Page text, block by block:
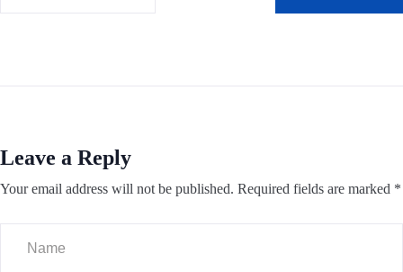
Leave a Reply
Your email address will not be published. Required fields are marked *